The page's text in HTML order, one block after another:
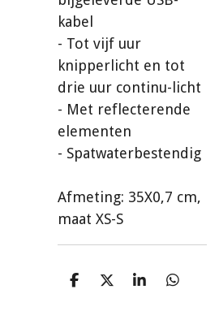
kabel
- Tot vijf uur
knipperlicht en tot
drie uur continu-licht
- Met reflecterende
elementen
- Spatwaterbestendig
Afmeting: 35X0,7 cm,
maat XS-S
D
D
S
D